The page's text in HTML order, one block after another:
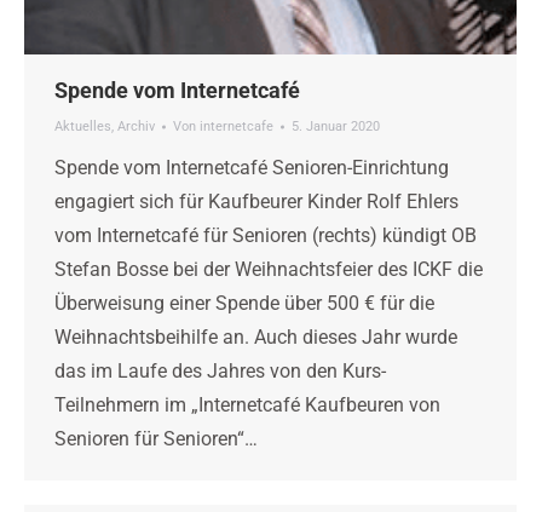
Spende vom Internetcafé
Aktuelles, Archiv Von internetcafe 5. Januar 2020
Spende vom Internetcafé Senioren-Einrichtung
engagiert sich für Kaufbeurer Kinder Rolf Ehlers
vom Internetcafé für Senioren (rechts) kündigt OB
Stefan Bosse bei der Weihnachtsfeier des ICKF die
Überweisung einer Spende über 500 € für die
Weihnachtsbeihilfe an. Auch dieses Jahr wurde
das im Laufe des Jahres von den Kurs-
Teilnehmern im „Internetcafé Kaufbeuren von
Senioren für Senioren“…